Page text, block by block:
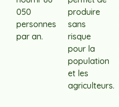
050
personnes
par an.
produire
sans
risque
pour la
population
et les
agriculteurs.